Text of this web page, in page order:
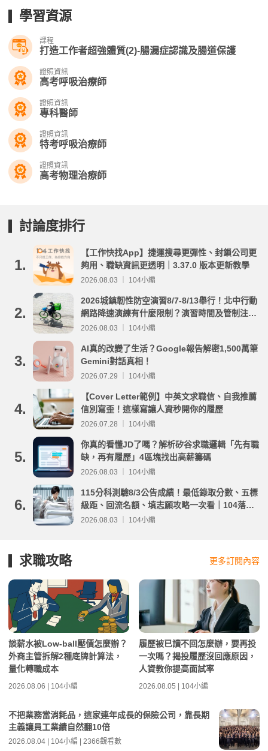
學習資源
課程
打造工作者超強體質(2)-腸漏症認識及腸道保護
證照資訊
高考呼吸治療師
證照資訊
專科醫師
證照資訊
特考呼吸治療師
證照資訊
高考物理治療師
討論度排行
1.
【工作快找App】捷運搜尋更彈性、封鎖公司更
夠用、職缺資訊更透明｜3.37.0 版本更新教學
2026.08.03 ｜ 104小編
2.
2026城鎮韌性防空演習8/7-8/13舉行！北中行動
網路降速演練有什麼限制？演習時間及管制注意
事項整理
2026.08.03 ｜ 104小編
3.
AI真的改變了生活？Google報告解密1,500萬筆
Gemini對話真相！
2026.07.29 ｜ 104小編
4.
【Cover Letter範例】中英文求職信、自我推薦
信別寫歪！這樣寫讓人資秒開你的履歷
2026.07.28 ｜ 104小編
5.
你真的看懂JD了嗎？解析矽谷求職邏輯「先有職
缺，再有履歷」4區塊找出高薪籌碼
2026.08.03 ｜ 104小編
6.
115分科測驗8/3公告成績！最低錄取分數、五標
級距、回流名額、填志願攻略一次看｜104落點
分析
2026.08.03 ｜ 104小編
求職攻略 更多訂閱內容
談薪水被Low-ball壓價怎麼辦？
外商主管拆解2種底牌計算法，
量化轉職成本
2026.08.06 | 104小編
履歷被已讀不回怎麼辦，要再投
一次嗎？揭投履歷沒回應原因，
人資教你提高面試率
2026.08.05 | 104小編
不把業務當消耗品，這家連年成長的保險公司，靠長期
主義讓員工業績自然翻10倍
2026.08.04 | 104小編 | 2366觀看數